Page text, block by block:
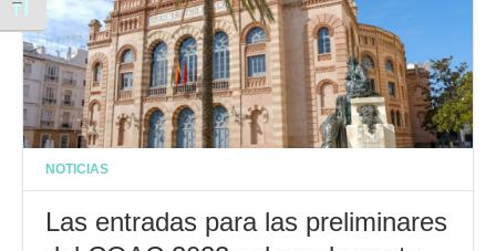
Alternar tamaño de letra
NOTICIAS
Las entradas para las preliminares